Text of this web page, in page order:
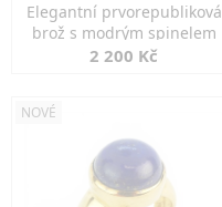
Elegantní prvorepubliková
brož s modrým spinelem
2 200 Kč
NOVÉ